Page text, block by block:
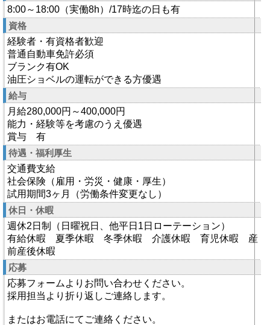
8:00～18:00（実働8h）/17時迄の日も有
資格
経験者・有資格者歓迎
普通自動車免許必須
ブランク有OK
油圧ショベルの運転ができる方優遇
給与
月給280,000円～400,000円
能力・経験等を考慮のうえ優遇
賞与 有
待遇・福利厚生
交通費支給
社会保険（雇用・労災・健康・厚生）
試用期間3ヶ月（労働条件変更なし）
休日・休暇
週休2日制（日曜祝日、他平日1日ローテーション）
有給休暇 夏季休暇 冬季休暇 介護休暇 育児休暇 産
前産後休暇
応募
応募フォームよりお問い合わせください。
採用担当より折り返しご連絡します。
またはお電話にてご連絡ください。